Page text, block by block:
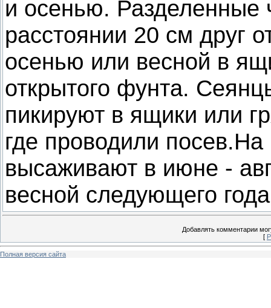
и осенью. Разделенные
расстоянии 20 см друг
осенью или весной в
открытого фунта.
пикируют в ящики или
где проводили
высаживают в июне -
весной следующего
Добавлять комментарии
[
Полная версия сайта